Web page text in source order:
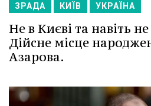
ЗРАДА КИЇВ УКРАЇНА
Не в Києві та навіть
Дійсне місце
Азарова.